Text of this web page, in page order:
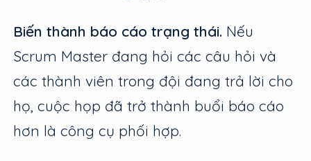
Biến thành báo cáo trạng thái. Nếu
Scrum Master đang hỏi các câu hỏi và
các thành viên trong đội đang trả lời cho
họ, cuộc họp đã trở thành buổi báo cáo
hơn là công cụ phối hợp.